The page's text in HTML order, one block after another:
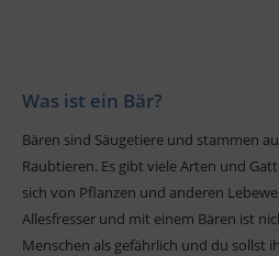
Was ist ein Bär?
Bären sind Säugetiere und stammen
Raubtieren. Es gibt viele Arten und
sich von Pflanzen und anderen
Allesfresser und mit einem Bären ist
Menschen als gefährlich und du sollst